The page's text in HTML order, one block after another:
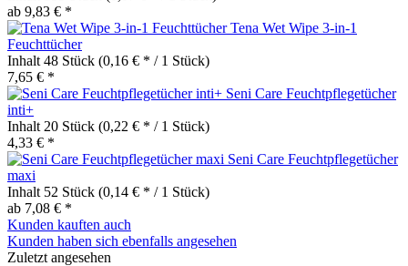
ab 9,83 € *
Tena Wet Wipe 3-in-1
Feuchttücher
Inhalt 48 Stück (0,16 € * / 1 Stück)
7,65 € *
Seni Care Feuchtpflegetücher
inti+
Inhalt 20 Stück (0,22 € * / 1 Stück)
4,33 € *
Seni Care Feuchtpflegetücher
maxi
Inhalt 52 Stück (0,14 € * / 1 Stück)
ab 7,08 € *
Kunden kauften auch
Kunden haben sich ebenfalls angesehen
Zuletzt angesehen